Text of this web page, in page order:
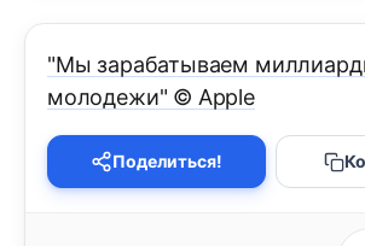
"Мы зарабатываем
молодежи" © Apple
Поделиться!